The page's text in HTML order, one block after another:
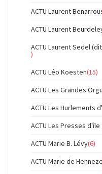
ACTU Laurent
ACTU Laurent
ACTU Laurent Sedel
)
ACTU Léo Koesten(15)
ACTU Les Grandes
ACTU Les Hurlements
ACTU Les Presses
ACTU Marie B. Lévy(6)
ACTU Marie de